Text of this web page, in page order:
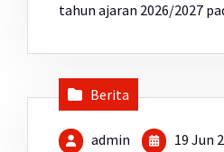
tahun ajaran 2026/2027
Berita
admin 19 Jun